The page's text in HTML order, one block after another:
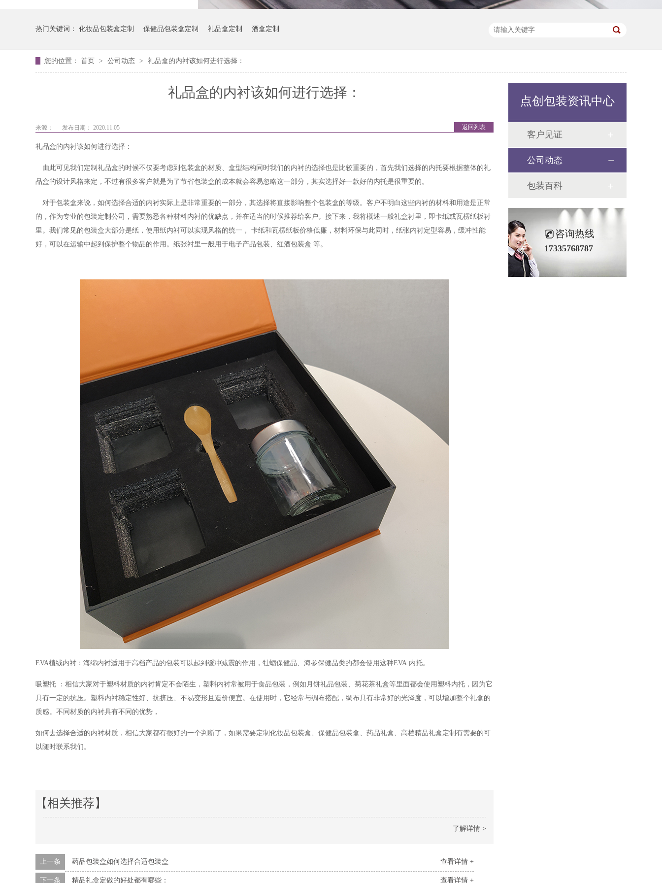
热门关键词： 化妆品包装盒定制 保健品包装盒定制 礼品盒定制 酒盒定制
您的位置： 首页 > 公司动态 > 礼品盒的内衬该如何进行选择：
礼品盒的内衬该如何进行选择：
返回列表
来源： 发布日期： 2020.11.05
礼品盒的内衬该如何进行选择：
由此可见我们定制礼品盒的时候不仅要考虑到包装盒的材质、盒型结构同时我们的内衬的选择也是比较重要的，首先我们选择的内托要根据整体的礼
品盒的设计风格来定，不过有很多客户就是为了节省包装盒的成本就会容易忽略这一部分，其实选择好一款好的内托是很重要的。
对于包装盒来说，如何选择合适的内衬实际上是非常重要的一部分，其选择将直接影响整个包装盒的等级。客户不明白这些内衬的材料和用途是正常
的，作为专业的包装定制公司，需要熟悉各种材料内衬的优缺点，并在适当的时候推荐给客户。接下来，我将概述一般礼盒衬里，即卡纸或瓦楞纸板衬
里。我们常见的包装盒大部分是纸，使用纸内衬可以实现风格的统一 ，
卡纸和瓦楞纸板价格低廉，材料环保与此同时，纸张内衬定型容易，缓冲性能
好，可以在运输中起到保护整个物品的作用。纸张衬里一般用于电子产品包装、 红酒包装盒 等。
EVA植绒内衬：海绵内衬适用于高档产品的包装可以起到缓冲减震的作用， 牡蛎保健品、海参保健品类的都会使用这种EVA 内托。
吸塑托 ：相信大家对于塑料材质的内衬肯定不会陌生，塑料内衬常被用于食品包装，例如月饼礼品包装、菊花茶礼盒等里面都会使用塑料内托，因为它
具有一定的抗压。塑料内衬稳定性好、抗挤压、不易变形且造价便宜。在使用时，它经常与绸布搭配，绸布具有非常好的光泽度，可以增加整个礼盒的
质感。不同材质的内衬具有不同的优势，
如何去选择合适的内衬材质， 相信大家都有很好的一个判断了，如果需要定制化妆品包装盒、保健品包装盒、药品礼盒、高档精品礼盒定制有需要的可
以随时联系我们。
【相关推荐】
了解详情 >
查看详情 +
上一条 药品包装盒如何选择合适包装盒
查看详情 +
下一条 精品礼盒定做的好处都有哪些：
点创包装资讯中心
客户见证
公司动态
包装百科
咨询热线
17335768787